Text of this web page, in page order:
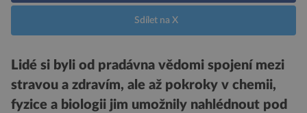
Sdílet na X
Lidé si byli od pradávna vědomi spojení mezi
stravou a zdravím, ale až pokroky v chemii,
fyzice a biologii jim umožnily nahlédnout pod